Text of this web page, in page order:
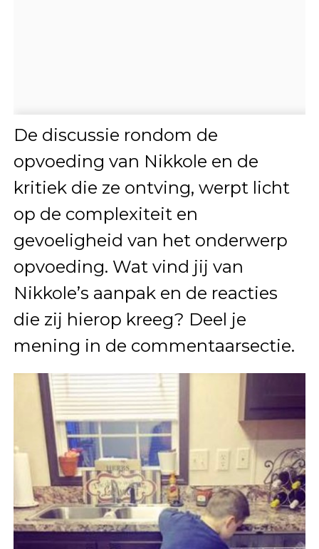
De discussie rondom de
opvoeding van Nikkole en de
kritiek die ze ontving, werpt licht
op de complexiteit en
gevoeligheid van het onderwerp
opvoeding. Wat vind jij van
Nikkole’s aanpak en de reacties
die zij hierop kreeg? Deel je
mening in de commentaarsectie.